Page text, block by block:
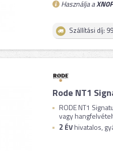
Használja a
Szállítási díj:
Rode NT1
RODE NT1
vagy
2 ÉVhivatalos,